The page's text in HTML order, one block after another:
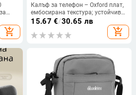
add_shopping_cart
Калъф за телефон – Oxford плат,
ембосирана текстура; устойчив
на износ и изпадане, против
отпечатъци; съвместим с iPhone
12, iPhone 13, iPhone 14 и други
15.67 €/30.65 лв
add_shopping_cart